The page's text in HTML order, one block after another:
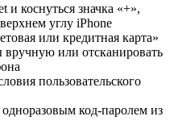
коснуться значка «+»,
углу iPhone
или кредитная карта»
вручную или отсканировать
пользовательского
код-паролем из